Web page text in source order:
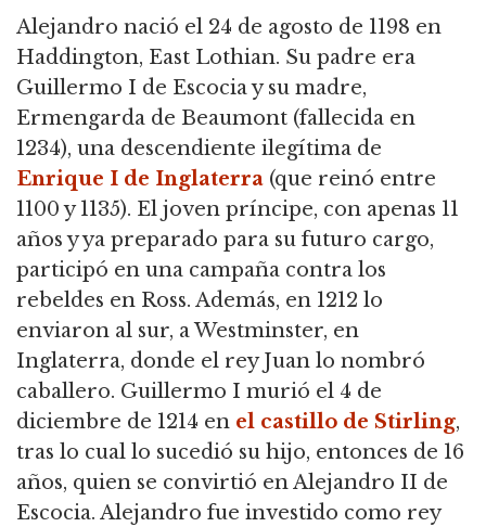
Alejandro nació el 24 de agosto de 1198 en
Haddington, East Lothian. Su padre era
Guillermo I de Escocia y su madre,
Ermengarda de Beaumont (fallecida en
1234), una descendiente ilegítima de
Enrique I de Inglaterra (que reinó entre
1100 y 1135). El joven príncipe, con apenas 11
años y ya preparado para su futuro cargo,
participó en una campaña contra los
rebeldes en Ross. Además, en 1212 lo
enviaron al sur, a Westminster, en
Inglaterra, donde el rey Juan lo nombró
caballero. Guillermo I murió el 4 de
diciembre de 1214 en el castillo de Stirling,
tras lo cual lo sucedió su hijo, entonces de 16
años, quien se convirtió en Alejandro II de
Escocia. Alejandro fue investido como rey